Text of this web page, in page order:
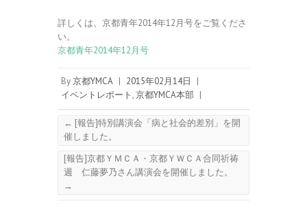
詳しくは、京都青年2014年12月号をご覧くださ
い。
京都青年2014年12月号
By京都YMCA | 2015年02月14日
|
イベントレポート,京都YMCA本部 |
← [報告]特別講演会「病と社会的差別」を開
催しました。
[報告]京都ＹＭＣＡ・京都ＹＷＣＡ合同祈祷
週 仁藤夢乃さん講演会を開催しました。
→